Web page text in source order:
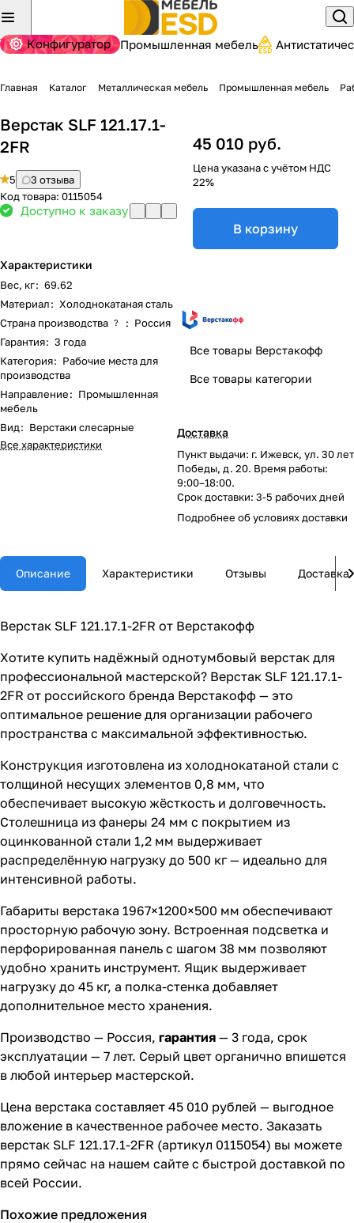
Конфигуратор Промышленная мебель
Главная Каталог Металлическая мебель Промышленная мебель
Верстак SLF 121.17.1-
2FR
5
3 отзыва
Код товара: 0115054
Доступно к заказу
Характеристики
Вес, кг: 69.62
Материал: Холоднокатаная сталь
Страна производства ? : Россия
Гарантия: 3 года
Категория: Рабочие места для
производства
Направление: Промышленная
мебель
Вид: Верстаки слесарные
Все характеристики
45 010 руб.
Цена указана с учётом НДС
22%
В корзину
Все товары Верстакофф
Все товары категории
Доставка
Пункт выдачи: г. Ижевск, ул. 30 лет
Победы, д. 20. Время работы:
9:00–18:00.
Срок доставки: 3-5 рабочих дней
Подробнее обусловиях доставки
Описание Характеристики Отзывы Доставка
Верстак SLF 121.17.1-2FR от Верстакофф
Хотите купить надёжный однотумбовый верстак для
профессиональной мастерской? Верстак SLF 121.17.1-
2FR от российского бренда Верстакофф — это
оптимальное решение для организации рабочего
пространства с максимальной эффективностью.
Конструкция изготовлена из холоднокатаной стали с
толщиной несущих элементов 0,8 мм, что
обеспечивает высокую жёсткость и долговечность.
Столешница из фанеры 24 мм с покрытием из
оцинкованной стали 1,2 мм выдерживает
распределённую нагрузку до 500 кг — идеально для
интенсивной работы.
Габариты верстака 1967×1200×500 мм обеспечивают
просторную рабочую зону. Встроенная подсветка и
перфорированная панель с шагом 38 мм позволяют
удобно хранить инструмент. Ящик выдерживает
нагрузку до 45 кг, а полка-стенка добавляет
дополнительное место хранения.
Производство — Россия, гарантия — 3 года, срок
эксплуатации — 7 лет. Серый цвет органично впишется
в любой интерьер мастерской.
Цена верстака составляет 45 010 рублей — выгодное
вложение в качественное рабочее место. Заказать
верстак SLF 121.17.1-2FR (артикул 0115054) вы можете
прямо сейчас на нашем сайте с быстрой доставкой по
всей России.
Похожие предложения